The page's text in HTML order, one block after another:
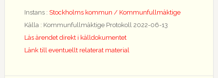
protokoll
tillgängligt
Instans : Stockholms kommun / Kommunfullmäktige
Källa : Kommunfullmäktige Protokoll 2022-06-13
Läs ärendet direkt i källdokumentet
Länk till eventuellt relaterat material